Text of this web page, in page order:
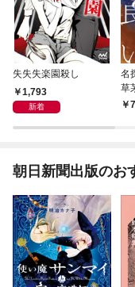
失失失楽園殺し
1,793
新着
名
草
件
朝日新聞出版のお